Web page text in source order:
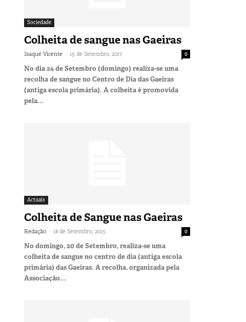
Sociedade
Colheita de sangue nas Gaeiras
Isaque Vicente - 15 de Setembro, 2017 0
No dia 24 de Setembro (domingo) realiza-se uma
recolha de sangue no Centro de Dia das Gaeiras
(antiga escola primária). A colheita é promovida
pela...
Actuais
Colheita de Sangue nas Gaeiras
Redação - 18 de Setembro, 2015 0
No domingo, 20 de Setembro, realiza-se uma
colheita de sangue no centro de dia (antiga escola
primária) das Gaeiras. A recolha, organizada pela
Associação...